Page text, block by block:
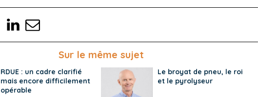
Sur le même sujet
RDUE : un cadre clarifié
mais encore difficilement
opérable
Le broyat de pneu, le roi
et le pyrolyseur